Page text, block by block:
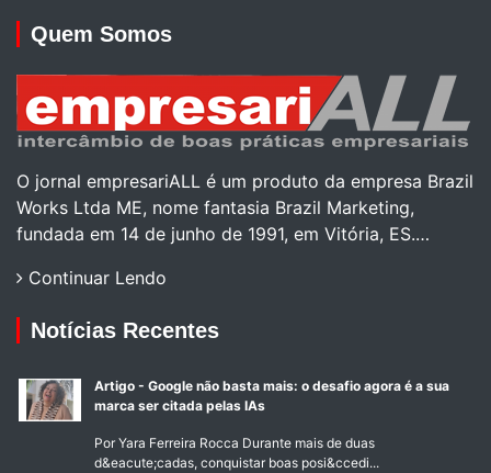
Quem Somos
O jornal empresariALL é um produto da empresa Brazil
Works Ltda ME, nome fantasia Brazil Marketing,
fundada em 14 de junho de 1991, em Vitória, ES.…
Continuar Lendo
Notícias Recentes
Artigo - Google não basta mais: o desafio agora é a sua
marca ser citada pelas IAs
Por Yara Ferreira Rocca Durante mais de duas
d&eacute;cadas, conquistar boas posi&ccedi...